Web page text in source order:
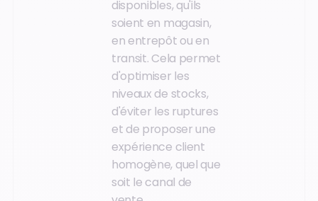
disponibles, qu'ils
soient en magasin,
en entrepôt ou en
transit. Cela permet
d'optimiser les
niveaux de stocks,
d'éviter les ruptures
et de proposer une
expérience client
homogène, quel que
soit le canal de